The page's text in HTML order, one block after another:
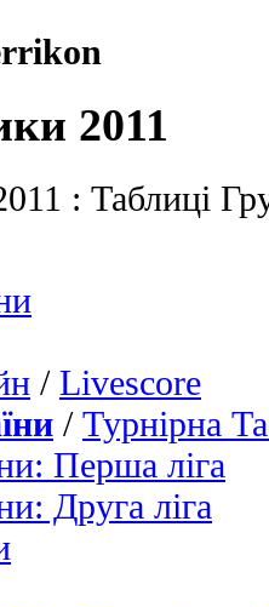
2011
: Таблиці
/ Livescore
/ Турнірна
Перша ліга
Друга ліга